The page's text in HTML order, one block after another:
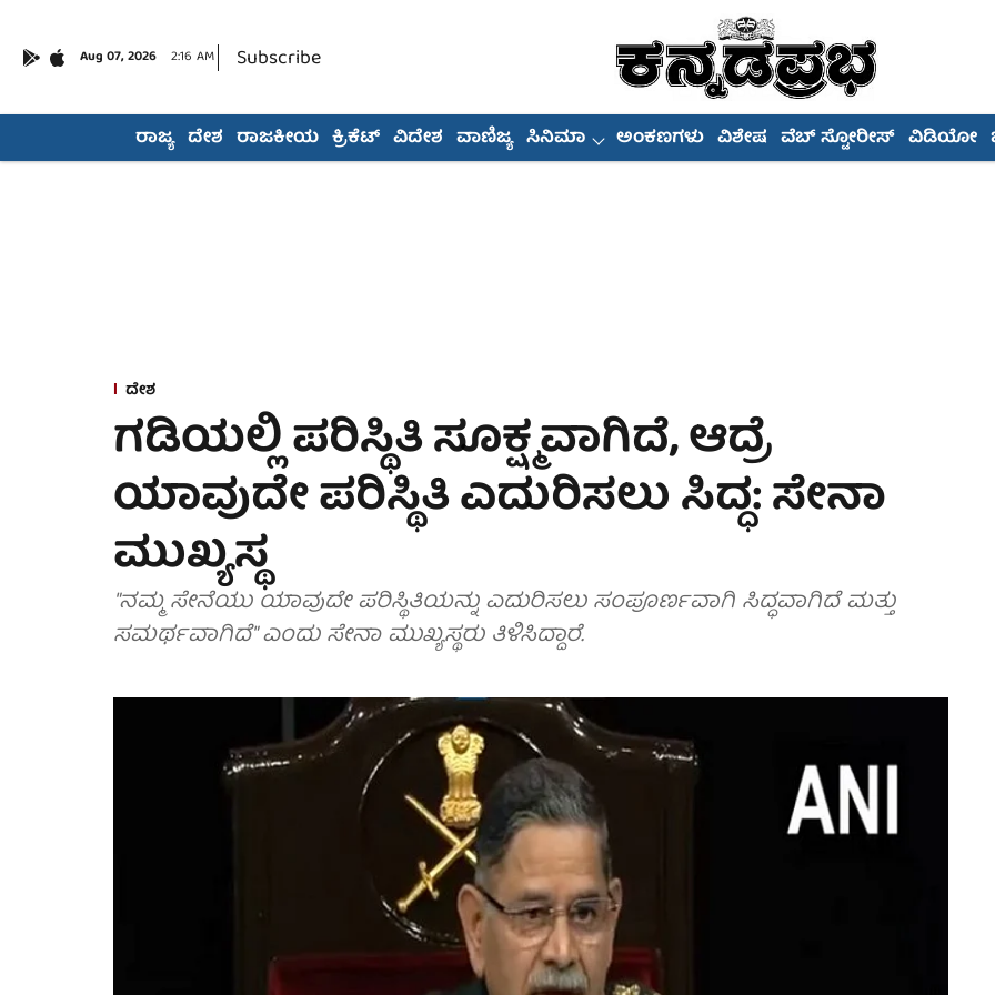
Aug 07, 2026 2:16 AM Subscribe
ರಾಜ್ಯ ದೇಶ ರಾಜಕೀಯ ಕ್ರಿಕೆಟ್ ವಿದೇಶ ವಾಣಿಜ್ಯ ಸಿನಿಮಾ ಅಂಕಣಗಳು ವಿಶೇಷ ವೆಬ್ ಸ್ಟೋರೀಸ್ ವಿಡಿಯೋ
ದೇಶ
ಗಡಿಯಲ್ಲಿ ಪರಿಸ್ಥಿತಿ ಸೂಕ್ಷ್ಮವಾಗಿದೆ, ಆದ್ರೆ
ಯಾವುದೇ ಪರಿಸ್ಥಿತಿ ಎದುರಿಸಲು ಸಿದ್ಧ: ಸೇನಾ
ಮುಖ್ಯಸ್ಥ
"ನಮ್ಮ ಸೇನೆಯು ಯಾವುದೇ ಪರಿಸ್ಥಿತಿಯನ್ನು ಎದುರಿಸಲು ಸಂಪೂರ್ಣವಾಗಿ ಸಿದ್ಧವಾಗಿದೆ ಮತ್ತು
ಸಮರ್ಥವಾಗಿದೆ" ಎಂದು ಸೇನಾ ಮುಖ್ಯಸ್ಥರು ತಿಳಿಸಿದ್ದಾರೆ.